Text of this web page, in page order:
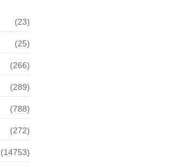
(23)
(25)
(266)
(289)
(788)
(272)
(14753)